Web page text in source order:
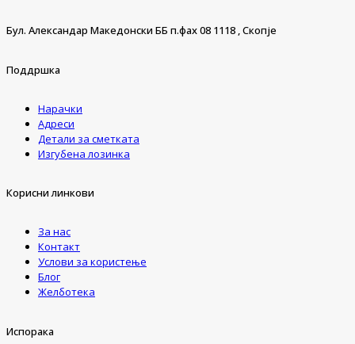
Бул. Александар Македонски ББ п.фах 08 1118 , Скопје
Поддршка
Нарачки
Адреси
Детали за сметката
Изгубена лозинка
Корисни линкови
За нас
Контакт
Услови за користење
Блог
Желботека
Испорака